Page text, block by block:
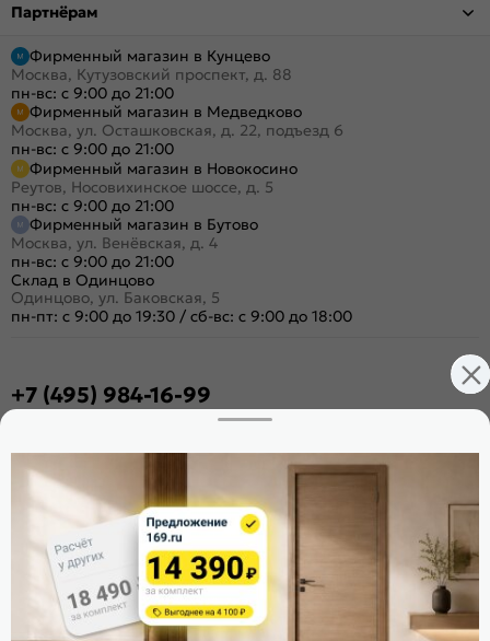
Партнёрам
Фирменный магазин в Кунцево
Москва, Кутузовский проспект, д. 88
пн-вс: с 9:00 до 21:00
Фирменный магазин в Медведково
Москва, ул. Осташковская, д. 22, подъезд 6
пн-вс: с 9:00 до 21:00
Фирменный магазин в Новокосино
Реутов, Носовихинское шоссе, д. 5
пн-вс: с 9:00 до 21:00
Фирменный магазин в Бутово
Москва, ул. Венёвская, д. 4
пн-вс: с 9:00 до 21:00
Склад в Одинцово
Одинцово, ул. Баковская, 5
пн-пт: с 9:00 до 19:30 / сб-вс: с 9:00 до 18:00
+7 (495) 984-16-99
Поделиться
Оцените магазин